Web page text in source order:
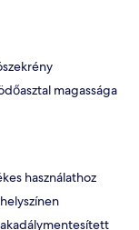
magassága
használathoz